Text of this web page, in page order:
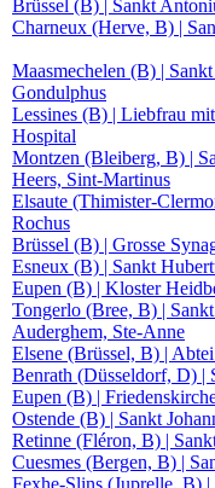
Brüssel (B) | Sankt
Charneux (Herve, B) |
Maasmechelen (B) |
Gondulphus
Lessines (B) | Liebfrau
Hospital
Montzen (Bleiberg, B) |
Heers, Sint-Martinus
Elsaute (Thimister-
Rochus
Brüssel (B) | Grosse
Esneux (B) | Sankt
Eupen (B) | Kloster
Tongerlo (Bree, B) |
Auderghem, Ste-Anne
Elsene (Brüssel, B) |
Benrath (Düsseldorf, D) |
Eupen (B) |
Ostende (B) | Sankt
Retinne (Fléron, B) |
Cuesmes (Bergen, B) |
Fexhe-Slins (Juprelle, B) |